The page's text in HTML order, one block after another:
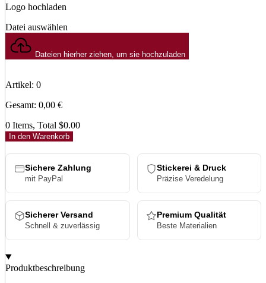
Logo hochladen
Datei auswählen
Dateien hierher ziehen, um sie hochzuladen
Artikel: 0
Gesamt: 0,00 €
0 Items, Total $0.00
In den Warenkorb
Sichere Zahlung
mit PayPal
Stickerei & Druck
Präzise Veredelung
Sicherer Versand
Schnell & zuverlässig
Premium Qualität
Beste Materialien
Produktbeschreibung